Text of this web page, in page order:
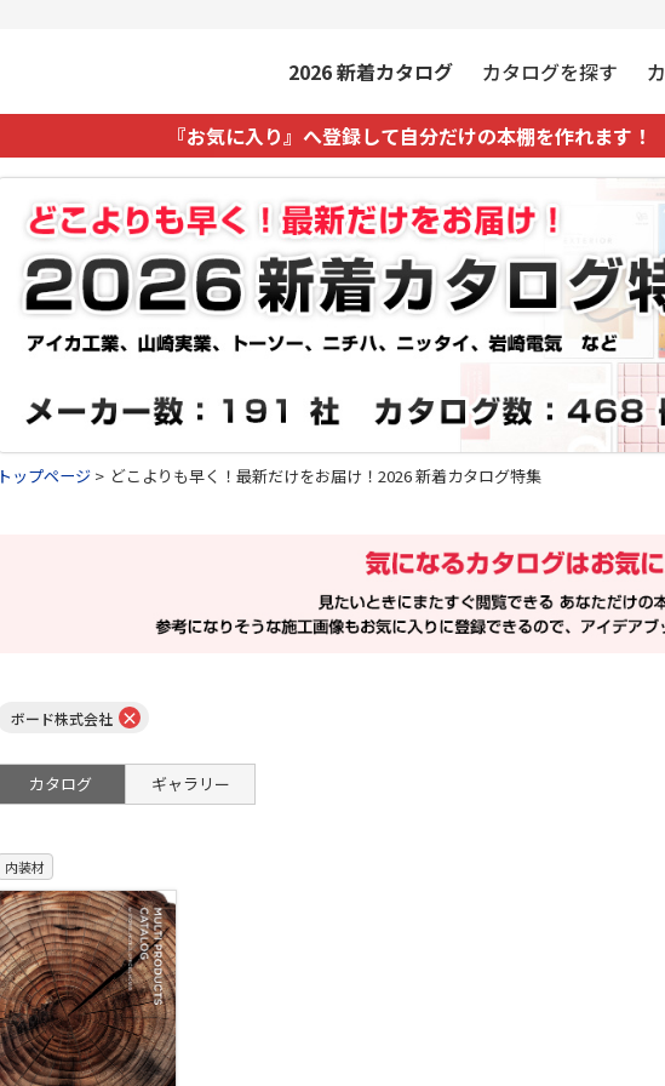
2026新着カタログ カタログを探す
トップページ どこよりも早く！最新だけをお届け！2026 新着カタログ特集
ボード株式会社 ×
カタログ ギャラリー
内装材
『お気に入り』へ登録して自分だけの本棚を作れます！